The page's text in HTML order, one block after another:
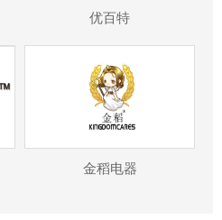
优百特
金稻电器